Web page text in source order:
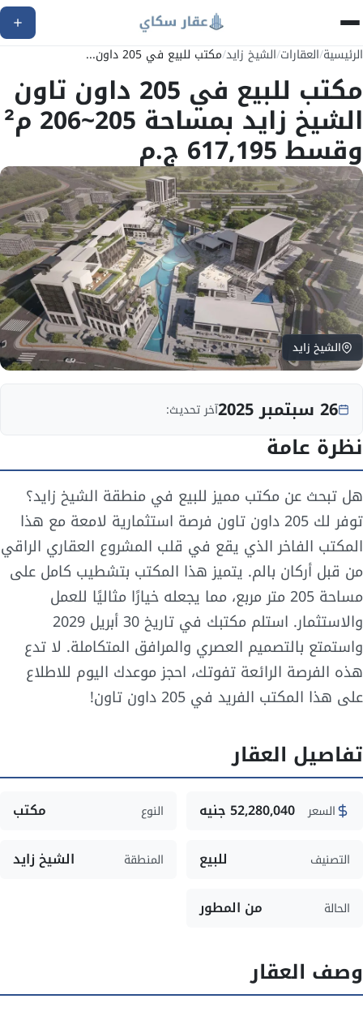
الرئيسية/العقارات/الشيخ زايد/مكتب للبيع في 205 داون...
مكتب للبيع في 205 داون تاون
الشيخ زايد بمساحة 205~206 م²
وقسط 617,195 ج.م
الشيخ زايد
26 سبتمبر 2025 آخر تحديث:
نظرة عامة
هل تبحث عن مكتب مميز للبيع في منطقة الشيخ زايد؟
توفر لك 205 داون تاون فرصة استثمارية لامعة مع هذا
المكتب الفاخر الذي يقع في قلب المشروع العقاري الراقي
من قبل أركان بالم. يتميز هذا المكتب بتشطيب كامل على
مساحة 205 متر مربع، مما يجعله خيارًا مثاليًا للعمل
والاستثمار. استلم مكتبك في تاريخ 30 أبريل 2029
واستمتع بالتصميم العصري والمرافق المتكاملة. لا تدع
هذه الفرصة الرائعة تفوتك، احجز موعدك اليوم للاطلاع
على هذا المكتب الفريد في 205 داون تاون!
تفاصيل العقار
السعر 52,280,040 جنيه النوع مكتب
التصنيف للبيع المنطقة الشيخ زايد
الحالة من المطور
وصف العقار